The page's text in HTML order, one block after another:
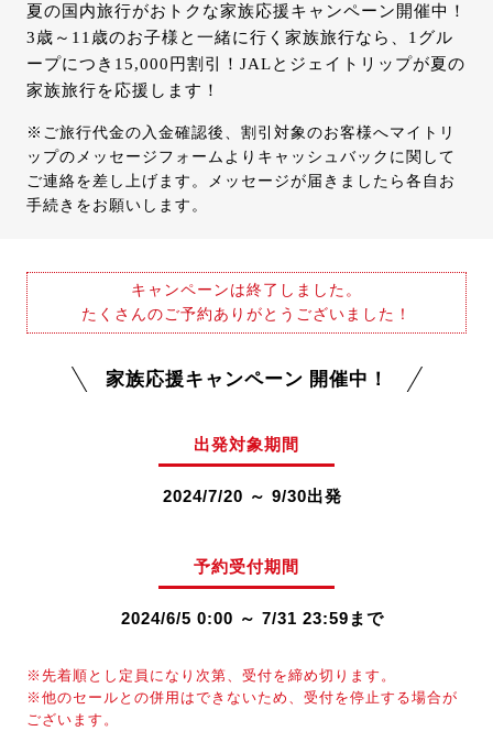
夏の国内旅行がおトクな家族応援キャンペーン開催中！
3歳～11歳のお子様と一緒に行く家族旅行なら、1グル
ープにつき15,000円割引！JALとジェイトリップが夏の
家族旅行を応援します！
※ご旅行代金の入金確認後、割引対象のお客様へマイトリ
ップのメッセージフォームよりキャッシュバックに関して
ご連絡を差し上げます。メッセージが届きましたら各自お
手続きをお願いします。
キャンペーンは終了しました。
たくさんのご予約ありがとうございました！
家族応援キャンペーン 開催中！
出発対象期間
2024/7/20 ～ 9/30出発
予約受付期間
2024/6/5 0:00 ～ 7/31 23:59まで
※先着順とし定員になり次第、受付を締め切ります。
※他のセールとの併用はできないため、受付を停止する場合が
ございます。